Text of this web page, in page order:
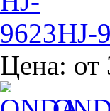
HJ-
Цена: от